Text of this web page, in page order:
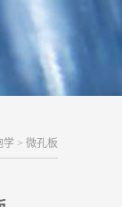
学 > 微孔板